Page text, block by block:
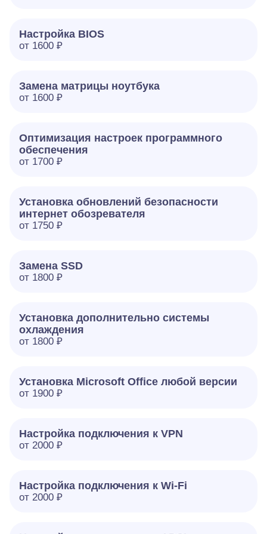
Настройка BIOS
от 1600 ₽
Замена матрицы ноутбука
от 1600 ₽
Оптимизация настроек программного
обеспечения
от 1700 ₽
Установка обновлений безопасности
интернет обозревателя
от 1750 ₽
Замена SSD
от 1800 ₽
Установка дополнительно системы
охлаждения
от 1800 ₽
Установка Microsoft Office любой версии
от 1900 ₽
Настройка подключения к VPN
от 2000 ₽
Настройка подключения к Wi-Fi
от 2000 ₽